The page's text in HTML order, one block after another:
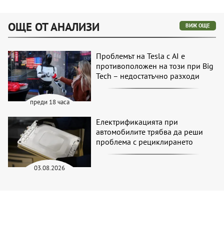
ОЩЕ ОТ АНАЛИЗИ ВИЖ ОЩЕ
преди 18 часа
Проблемът на Tesla с AI е
противоположен на този при Big
Tech – недостатъчно разходи
03.08.2026
Електрификацията при
автомобилите трябва да реши
проблема с рециклирането